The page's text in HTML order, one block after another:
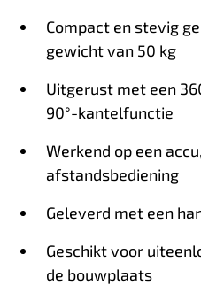
Compact en stevig
gewicht van 50 kg
Uitgerust met een
90°-kantelfunctie
Werkend op een
afstandsbediening
Geleverd met een
Geschikt voor
de bouwplaats